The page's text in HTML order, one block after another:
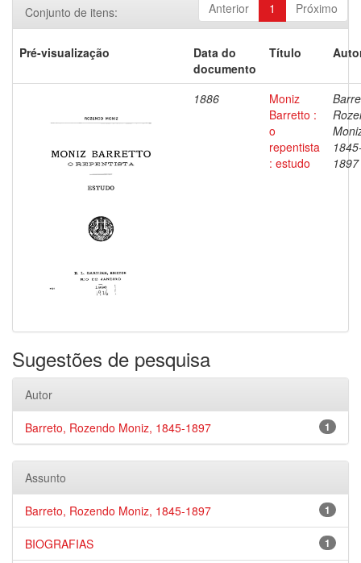
Anterior 1 Próximo
Conjunto de itens:
Pré-visualização
Data do
documento
Título
1886
Moniz
Barretto :
o
repentista
: estudo
1897
Sugestões de pesquisa
Autor
1
Barreto, Rozendo Moniz, 1845-1897
Assunto
1
Barreto, Rozendo Moniz, 1845-1897
1
BIOGRAFIAS